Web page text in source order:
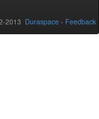
2013 Duraspace - Feedback